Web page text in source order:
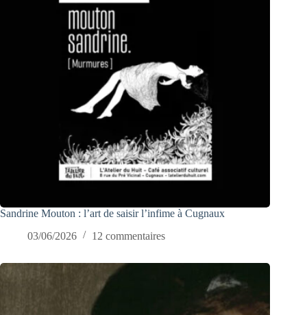
Sandrine Mouton : l’art de saisir l’infime à Cugnaux
03/06/2026
12 commentaires